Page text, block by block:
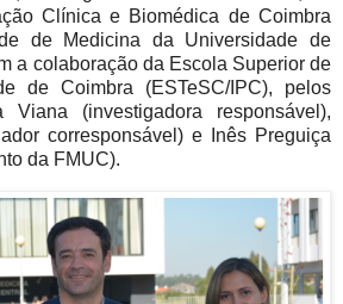
Clínica e Biomédica de Coimbra
de Medicina da Universidade de
a colaboração da Escola Superior de
de Coimbra (ESTeSC/IPC), pelos
Viana (investigadora responsável),
corresponsável) e Inês Preguiça
da FMUC).